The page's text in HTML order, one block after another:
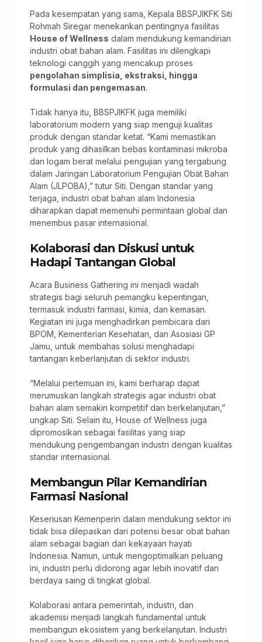
Pada kesempatan yang sama, Kepala BBSPJIKFK Siti
Rohmah Siregar menekankan pentingnya fasilitas
House of Wellness dalam mendukung kemandirian
industri obat bahan alam. Fasilitas ini dilengkapi
teknologi canggih yang mencakup proses
pengolahan simplisia, ekstraksi, hingga
formulasi dan pengemasan.
Tidak hanya itu, BBSPJIKFK juga memiliki
laboratorium modern yang siap menguji kualitas
produk dengan standar ketat. “Kami memastikan
produk yang dihasilkan bebas kontaminasi mikroba
dan logam berat melalui pengujian yang tergabung
dalam Jaringan Laboratorium Pengujian Obat Bahan
Alam (JLPOBA),” tutur Siti. Dengan standar yang
terjaga, industri obat bahan alam Indonesia
diharapkan dapat memenuhi permintaan global dan
menembus pasar internasional.
Kolaborasi dan Diskusi untuk
Hadapi Tantangan Global
Acara Business Gathering ini menjadi wadah
strategis bagi seluruh pemangku kepentingan,
termasuk industri farmasi, kimia, dan kemasan.
Kegiatan ini juga menghadirkan pembicara dari
BPOM, Kementerian Kesehatan, dan Asosiasi GP
Jamu, untuk membahas solusi menghadapi
tantangan keberlanjutan di sektor industri.
“Melalui pertemuan ini, kami berharap dapat
merumuskan langkah strategis agar industri obat
bahan alam semakin kompetitif dan berkelanjutan,”
ungkap Siti. Selain itu, House of Wellness juga
dipromosikan sebagai fasilitas yang siap
mendukung pengembangan industri dengan kualitas
standar internasional.
Membangun Pilar Kemandirian
Farmasi Nasional
Keseriusan Kemenperin dalam mendukung sektor ini
tidak bisa dilepaskan dari potensi besar obat bahan
alam sebagai bagian dari kekayaan hayati
Indonesia. Namun, untuk mengoptimalkan peluang
ini, industri perlu didorong agar lebih inovatif dan
berdaya saing di tingkat global.
Kolaborasi antara pemerintah, industri, dan
akademisi menjadi langkah fundamental untuk
membangun ekosistem yang berkelanjutan. Industri